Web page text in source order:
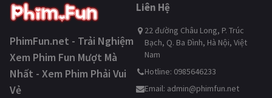
PhimFun.net - Trải Nghiệm
Xem Phim Fun Mượt Mà
Nhất - Xem Phim Phải Vui
Vẻ
Liên Hệ
22 đường Châu Long, P. Trúc
Bạch, Q. Ba Đình, Hà Nội, Việt
Nam
Hotline: 0985646233
Email: admin@phimfun.net